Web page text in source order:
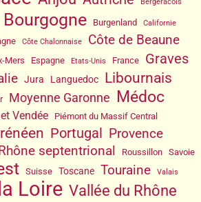
Bergeracois
Bourgogne Burgenland Californie
Côte Chalonnaise Côte de Beaune
Mers Espagne Etats-Unis France Graves
Jura Languedoc Libournais
Moyenne Garonne Médoc
Vendée Piémont du Massif Central
Portugal Provence
septentrional Roussillon Savoie
Suisse Toscane Touraine Valais
Loire Vallée du Rhône